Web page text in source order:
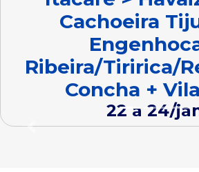
Cachoeira
Ribeira/Tiririca/
Concha +
22 a 24/